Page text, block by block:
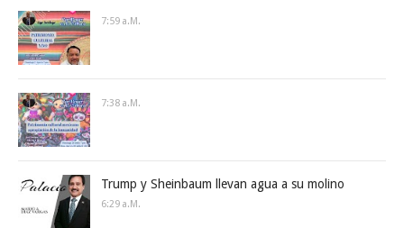
7:59 A.m.
7:38 A.m.
Trump y Sheinbaum llevan agua a su molino
6:29 A.m.